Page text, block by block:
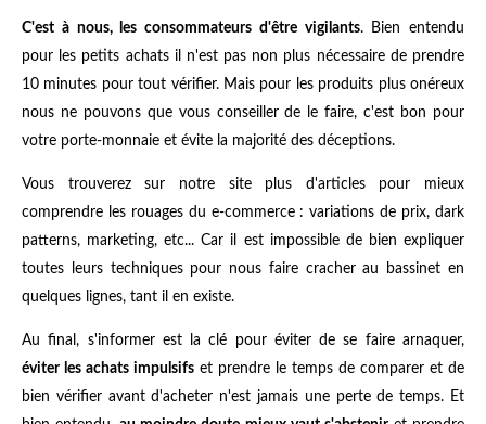
C'est à nous, les consommateurs d'être vigilants. Bien entendu
pour les petits achats il n'est pas non plus nécessaire de prendre
10 minutes pour tout vérifier. Mais pour les produits plus onéreux
nous ne pouvons que vous conseiller de le faire, c'est bon pour
votre porte-monnaie et évite la majorité des déceptions.
Vous trouverez sur notre site plus d'articles pour mieux
comprendre les rouages du e-commerce : variations de prix, dark
patterns, marketing, etc... Car il est impossible de bien expliquer
toutes leurs techniques pour nous faire cracher au bassinet en
quelques lignes, tant il en existe.
Au final, s'informer est la clé pour éviter de se faire arnaquer,
éviter les achats impulsifs et prendre le temps de comparer et de
bien vérifier avant d'acheter n'est jamais une perte de temps. Et